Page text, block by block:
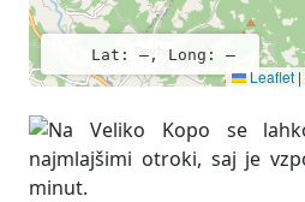
Lat: –, Long: –
Leaflet |